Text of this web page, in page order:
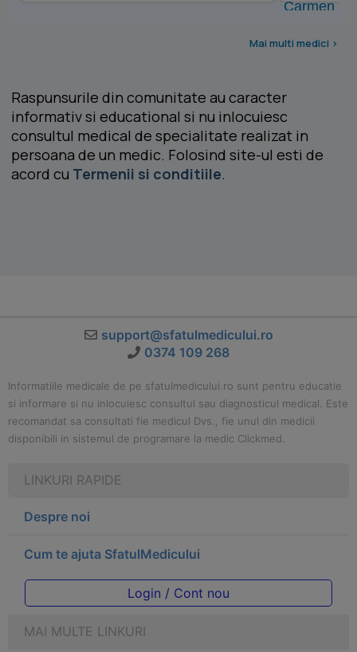
Mai multi medici >
Raspunsurile din comunitate au caracter
informativ si educational si nu inlocuiesc
consultul medical de specialitate realizat in
persoana de un medic. Folosind site-ul esti de
acord cu Termenii si conditiile.
support@sfatulmedicului.ro
0374 109 268
Informatiile medicale de pe sfatulmedicului.ro sunt pentru educatie
si informare si nu inlocuiesc consultul sau diagnosticul medical. Este
recomandat sa consultati fie medicul Dvs., fie unul din medicii
disponibili in sistemul de programare la medic Clickmed.
LINKURI RAPIDE
Despre noi
Cum te ajuta SfatulMedicului
Login / Cont nou
MAI MULTE LINKURI